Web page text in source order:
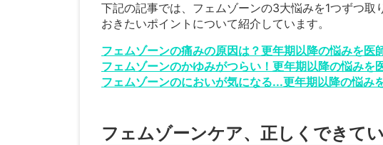
下記の記事では、フェムゾーンの3大悩みを1つずつ
おきたいポイントについて紹介しています。
フェムゾーンの痛みの原因は？更年期以降の悩みを医
フェムゾーンのかゆみがつらい！更年期以降の悩みを
フェムゾーンのにおいが気になる...更年期以降の悩み
フェムゾーンケア、正しくできて